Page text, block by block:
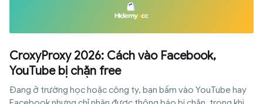
CroxyProxy 2026: Cách vào Facebook,
YouTube bị chặn free
Đang ở trường học hoặc công ty, bạn bấm vào YouTube hay